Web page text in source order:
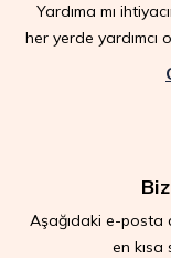
Yardıma mı
her yerde yardımcı
Aşağıdaki e-posta
en